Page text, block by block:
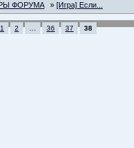
ФОРУМА » [Игра] Если...
1 2 36 37 38